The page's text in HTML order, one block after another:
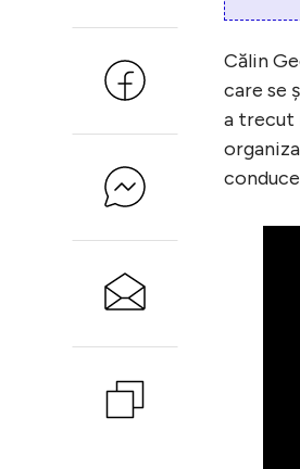
Călin
care se
a trecut